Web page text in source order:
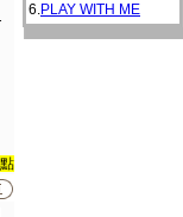
6.PLAY WITH ME